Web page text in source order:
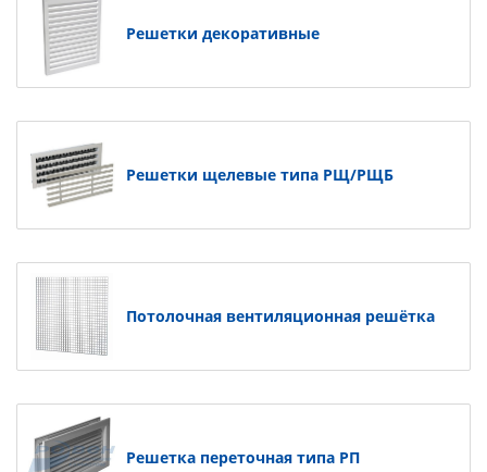
Решетки декоративные
Решетки щелевые типа РЩ/РЩБ
Потолочная вентиляционная решётка
Решетка переточная типа РП